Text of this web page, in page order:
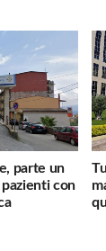
parte un
con